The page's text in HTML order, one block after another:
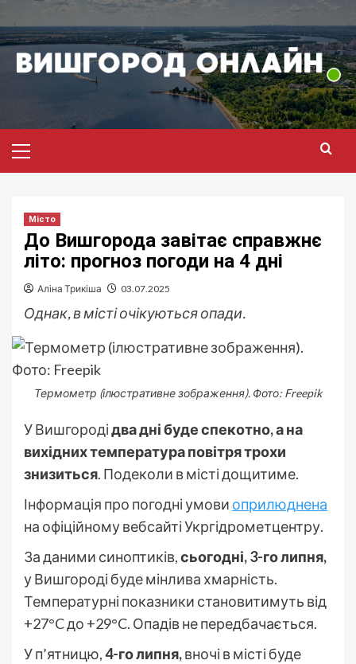
до
вмісту
меню
Місто
До Вишгорода завітає справжнє
літо: прогноз погоди на 4 дні
Аліна Трикіша 03.07.2025
Однак, в місті очікуються опади.
Термометр (ілюстративне зображення). Фото: Freepik
У Вишгородідва дні буде спекотно, а на
вихідних температура повітря трохи
знизиться. Подеколи в місті дощитиме.
Інформація про погодні умови оприлюднена
на офіційному вебсайті Укргідрометцентру.
За даними синоптиків,сьогодні, 3-го липня,
у Вишгороді буде мінлива хмарність.
Температурні показники становитимуть від
+27°C до +29°C. Опадів не передбачається.
У п’ятницю,4-го липня,вночі в місті буде